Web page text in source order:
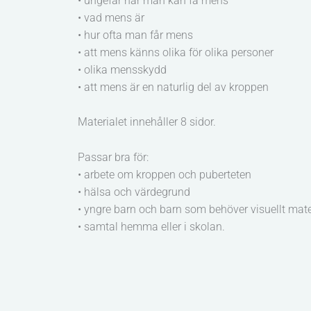
• vad mens är
• hur ofta man får mens
• att mens känns olika för olika personer
• olika mensskydd
• att mens är en naturlig del av kroppen
Materialet innehåller 8 sidor.
Passar bra för:
• arbete om kroppen och puberteten
• hälsa och värdegrund
• yngre barn och barn som behöver visuellt
• samtal hemma eller i skolan.